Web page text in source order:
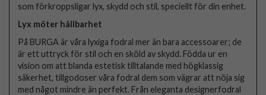
som förkroppsligar lyx, skydd och stil, speciellt för din enhet.
Lyx möter hållbarhet
På BURGA är våra lyxiga fodral mer än bara accessoarer; de
är ett uttryck för stil och en sköld av skydd. Födda ur en
vision om att blanda estetisk tilltalande med högklassig
säkerhet, tillgodoser våra fodral dem som vägrar att nöja sig
med något mindre än perfekt. Från eleganta designerfodral